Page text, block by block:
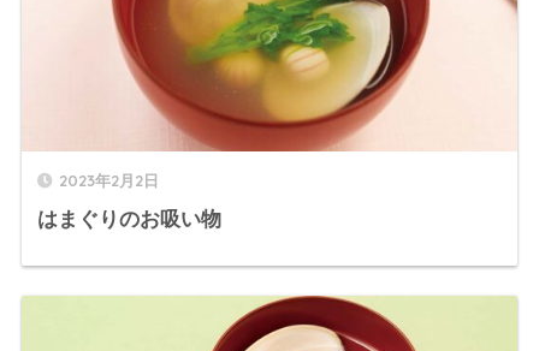
2023年2月2日
はまぐりのお吸い物